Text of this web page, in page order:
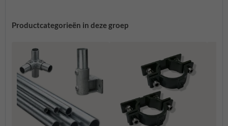
Productcategorieën in deze groep